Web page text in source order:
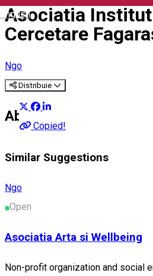
English
Asociatia
Cercetare
Ngo
Distribuie
Copied!
About
Similar Suggestions
Ngo
Open
Asociatia Arta si Wellbeing
Non-profit organization and social